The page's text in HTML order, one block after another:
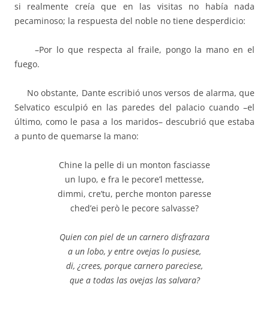
si realmente creía que en las visitas no había nada
pecaminoso; la respuesta del noble no tiene desperdicio:
–Por lo que respecta al fraile, pongo la mano en el
fuego.
No obstante, Dante escribió unos versos de alarma, que
Selvatico esculpió en las paredes del palacio cuando –el
último, como le pasa a los maridos– descubrió que estaba
a punto de quemarse la mano:
Chine la pelle di un monton fasciasse
un lupo, e fra le pecore’l mettesse,
dimmi, cre’tu, perche monton paresse
ched’ei però le pecore salvasse?
Quien con piel de un carnero disfrazara
a un lobo, y entre ovejas lo pusiese,
di, ¿crees, porque carnero pareciese,
que a todas las ovejas las salvara?